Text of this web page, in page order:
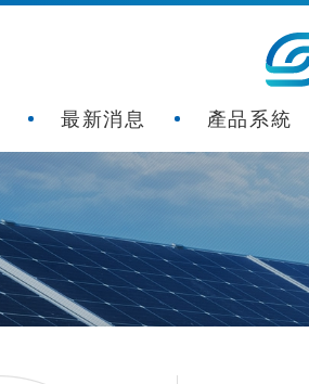
最新消息 產品系統